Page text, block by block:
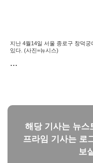
지난 4월14일 서울 종로구 창덕
있다. (사진=뉴시스)
...
해당 기사는 뉴스
프라임 기사는 로
보